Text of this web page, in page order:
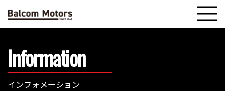
Information
インフォメーション